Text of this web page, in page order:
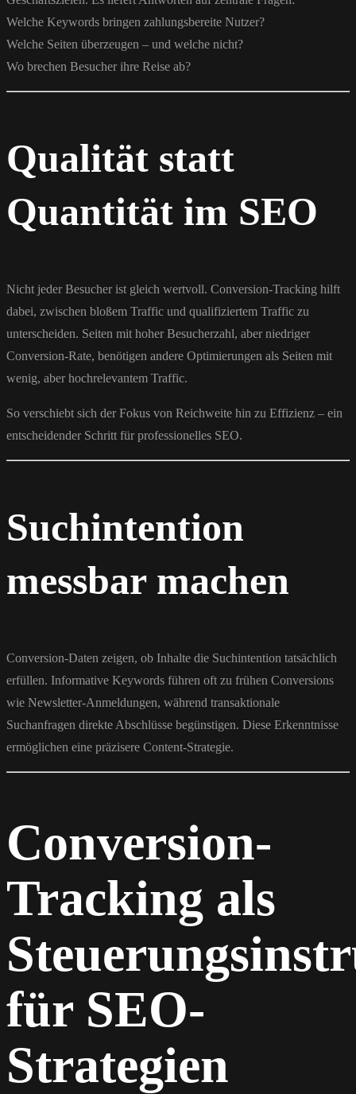
Welche Keywords bringen zahlungsbereite Nutzer?
Welche Seiten überzeugen – und welche nicht?
Wo brechen Besucher ihre Reise ab?
Qualität statt
Quantität im SEO
Nicht jeder Besucher ist gleich wertvoll. Conversion-Tracking hilft
dabei, zwischen bloßem Traffic und qualifiziertem Traffic zu
unterscheiden. Seiten mit hoher Besucherzahl, aber niedriger
Conversion-Rate, benötigen andere Optimierungen als Seiten mit
wenig, aber hochrelevantem Traffic.
So verschiebt sich der Fokus von Reichweite hin zu Effizienz – ein
entscheidender Schritt für professionelles SEO.
Suchintention
messbar machen
Conversion-Daten zeigen, ob Inhalte die Suchintention tatsächlich
erfüllen. Informative Keywords führen oft zu frühen Conversions
wie Newsletter-Anmeldungen, während transaktionale
Suchanfragen direkte Abschlüsse begünstigen. Diese Erkenntnisse
ermöglichen eine präzisere Content-Strategie.
Conversion-
Tracking als
für SEO-
Strategien